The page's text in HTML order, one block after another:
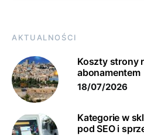
AKTUALNOŚCI
Koszty strony
abonamentem
18/07/2026
Kategorie w
pod SEO i